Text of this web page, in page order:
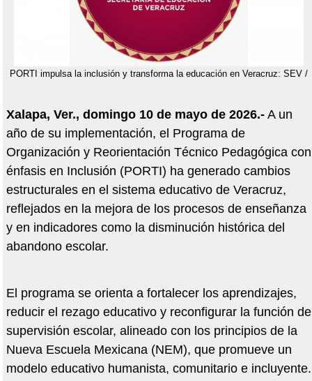
PORTI impulsa la inclusión y transforma la educación en Veracruz: SEV /
Xalapa, Ver., domingo 10 de mayo de 2026.-A un
año de su implementación, el Programa de
Organización y Reorientación Técnico Pedagógica con
énfasis en Inclusión (PORTI) ha generado cambios
estructurales en el sistema educativo de Veracruz,
reflejados en la mejora de los procesos de enseñanza
y en indicadores como la disminución histórica del
abandono escolar.
El programa se orienta a fortalecer los aprendizajes,
reducir el rezago educativo y reconfigurar la función de
supervisión escolar, alineado con los principios de la
Nueva Escuela Mexicana (NEM), que promueve un
modelo educativo humanista, comunitario e incluyente.